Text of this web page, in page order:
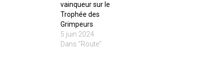
vainqueur sur le
Trophée des
Grimpeurs
5 juin 2024
Dans "Route"